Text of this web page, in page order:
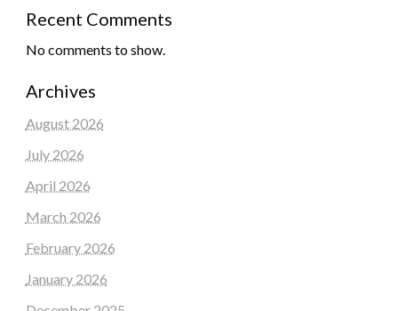
Recent Comments
No comments to show.
Archives
August 2026
July 2026
April 2026
March 2026
February 2026
January 2026